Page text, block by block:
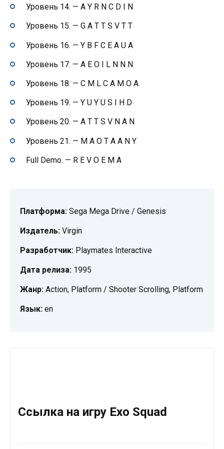
Уровень 14. — A Y R N C D I N
Уровень 15. — G A T T S V T T
Уровень 16. — Y B F C E A U A
Уровень 17. — A E O I L N N N
Уровень 18. — C M L C A M O A
Уровень 19. — Y U Y U S I H D
Уровень 20. — A T T S V N A N
Уровень 21. — M A O T A A N Y
Full Demo. — R E V O E M A
Платформа: Sega Mega Drive / Genesis
Издатель: Virgin
Разработчик: Playmates Interactive
Дата релиза: 1995
Жанр: Action, Platform / Shooter Scrolling, Platform
Язык: en
Ссылка на игру Exo Squad